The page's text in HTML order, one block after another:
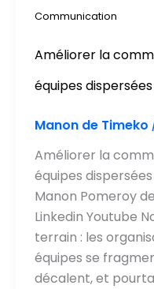
Communication
Améliorer la
équipes dispersées
Manon de Timeko
Améliorer la
équipes dispersées
Manon Pomeroy
Linkedin Youtube
terrain : les
équipes se
décalent, et